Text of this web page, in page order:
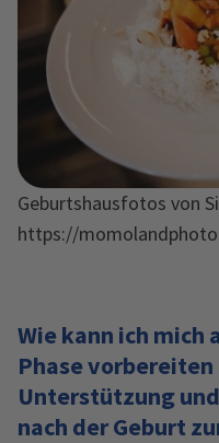
Geburtshausfotos von
https://
Wie kann ich
Phase
Unterstützung
nach der Geburt